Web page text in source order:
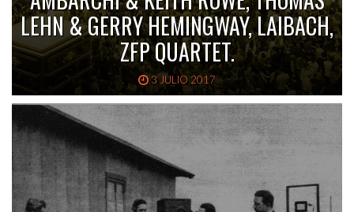
LEHN & GERRY HEMINGWAY, LAIBACH,
ZFP QUARTET.
3 JULIO 2017